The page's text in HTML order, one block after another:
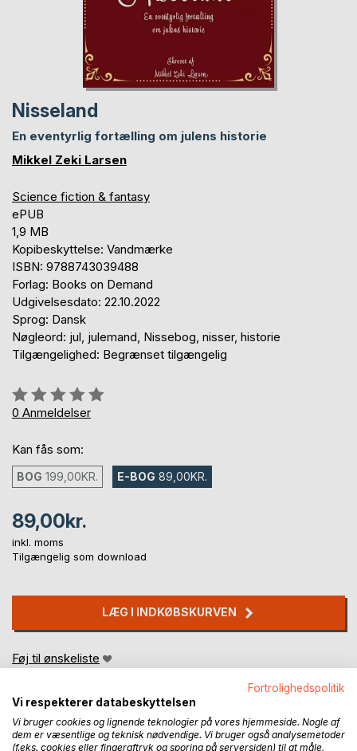
Nisseland
En eventyrlig fortælling om julens historie
Mikkel Zeki Larsen
Science fiction & fantasy
ePUB
1,9 MB
Kopibeskyttelse: Vandmærke
ISBN: 9788743039488
Forlag: Books on Demand
Udgivelsesdato: 22.10.2022
Sprog: Dansk
Nøgleord: jul, julemand, Nissebog, nisser, historie
Tilgængelighed: Begrænset tilgængelig
Anmeldelse::
0%
0 Anmeldelser
Kan fås som:
BOG 199,00KR. E-BOG 89,00KR.
89,00kr.
inkl. moms
Tilgængelig som download
LÆG I INDKØBSKURVEN
Føj til ønskeliste
Fortrolighedspolitik
Vi respekterer databeskyttelsen
Vi bruger cookies og lignende teknologier på vores hjemmeside. Nogle af
dem er væsentlige og teknisk nødvendige. Vi bruger også analysemetoder
(f.eks. cookies eller fingeraftryk og sporing på serversiden) til at måle,